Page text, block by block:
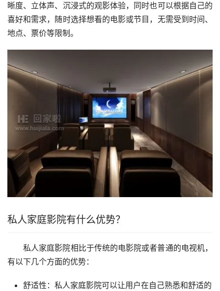
晰度、立体声、沉浸式的观影体验，同时也可以根据自己的
喜好和需求，随时选择想看的电影或节目，无需受到时间、
地点、票价等限制。
私人家庭影院有什么优势？
私人家庭影院相比于传统的电影院或者普通的电视机，
有以下几个方面的优势：
舒适性：私人家庭影院可以让用户在自己熟悉和舒适的